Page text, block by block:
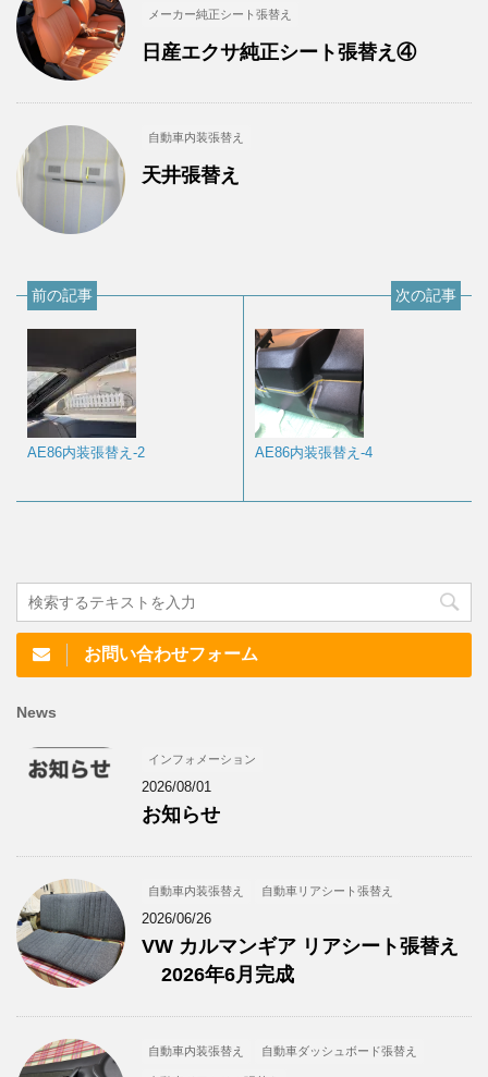
メーカー純正シート張替え
日産エクサ純正シート張替え④
自動車内装張替え
天井張替え
前の記事
AE86内装張替え-2
次の記事
AE86内装張替え-4
お問い合わせフォーム
News
インフォメーション
2026/08/01
お知らせ
自動車内装張替え 自動車リアシート張替え
2026/06/26
VW カルマンギア リアシート張替え
2026年6月完成
自動車内装張替え 自動車ダッシュボード張替え